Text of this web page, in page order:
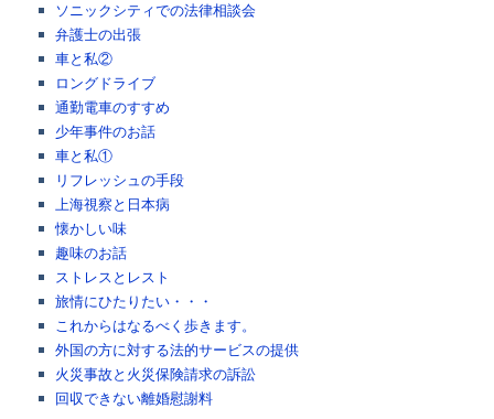
ソニックシティでの法律相談会
弁護士の出張
車と私②
ロングドライブ
通勤電車のすすめ
少年事件のお話
車と私①
リフレッシュの手段
上海視察と日本病
懐かしい味
趣味のお話
ストレスとレスト
旅情にひたりたい・・・
これからはなるべく歩きます。
外国の方に対する法的サービスの提供
火災事故と火災保険請求の訴訟
回収できない離婚慰謝料